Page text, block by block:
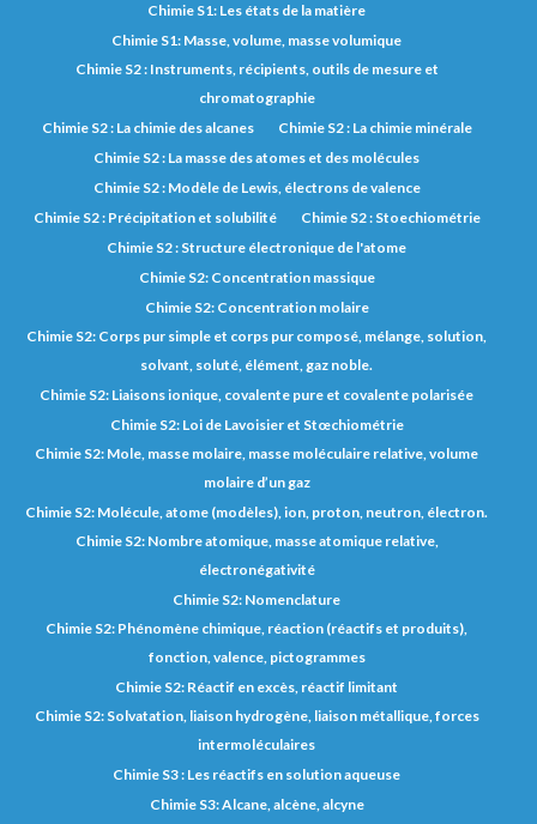
Chimie S1: Les états de la matière
Chimie S1: Masse, volume, masse volumique
Chimie S2 : Instruments, récipients, outils de mesure et
chromatographie
Chimie S2 : La chimie des alcanes
Chimie S2 : La chimie minérale
Chimie S2 : La masse des atomes et des molécules
Chimie S2 : Modèle de Lewis, électrons de valence
Chimie S2 : Précipitation et solubilité
Chimie S2 : Stoechiométrie
Chimie S2 : Structure électronique de l'atome
Chimie S2: Concentration massique
Chimie S2: Concentration molaire
Chimie S2: Corps pur simple et corps pur composé, mélange, solution,
solvant, soluté, élément, gaz noble.
Chimie S2: Liaisons ionique, covalente pure et covalente polarisée
Chimie S2: Loi de Lavoisier et Stœchiométrie
Chimie S2: Mole, masse molaire, masse moléculaire relative, volume
molaire d’un gaz
Chimie S2: Molécule, atome (modèles), ion, proton, neutron, électron.
Chimie S2: Nombre atomique, masse atomique relative,
électronégativité
Chimie S2: Nomenclature
Chimie S2: Phénomène chimique, réaction (réactifs et produits),
fonction, valence, pictogrammes
Chimie S2: Réactif en excès, réactif limitant
Chimie S2: Solvatation, liaison hydrogène, liaison métallique, forces
intermoléculaires
Chimie S3 : Les réactifs en solution aqueuse
Chimie S3: Alcane, alcène, alcyne